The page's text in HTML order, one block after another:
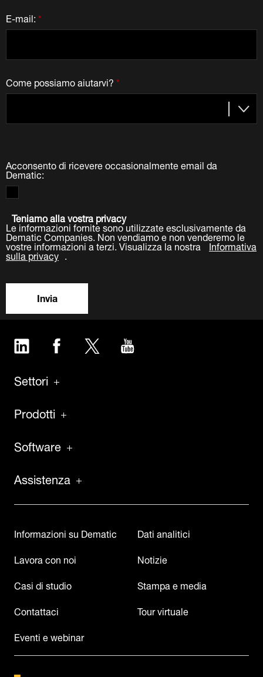
*
E-mail:
*
Come possiamo aiutarvi?
Acconsento di ricevere occasionalmente email da
Dematic:
Teniamo alla vostra privacy
Le informazioni fornite sono utilizzate esclusivamente da
Dematic Companies. Non vendiamo e non venderemo le
vostre informazioni a terzi. Visualizza la nostra Informativa
sulla privacy .
Invia
LinkedIn Facebook Twitter
Settori
Prodotti
Software
Assistenza
Informazioni su Dematic
Lavora con noi
Casi di studio
Contattaci
Eventi e webinar
Dati analitici
Notizie
Stampa e media
Tour virtuale